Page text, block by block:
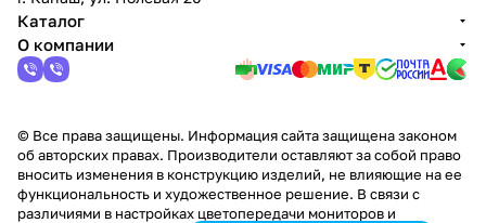
Каталог
О компании
© Все права защищены. Информация сайта защищена законом
об авторских правах. Производители оставляют за собой право
вносить изменения в конструкцию изделий, не влияющие на ее
функциональность и художественное решение. В связи с
различиями в настройках цветопередачи мониторов и